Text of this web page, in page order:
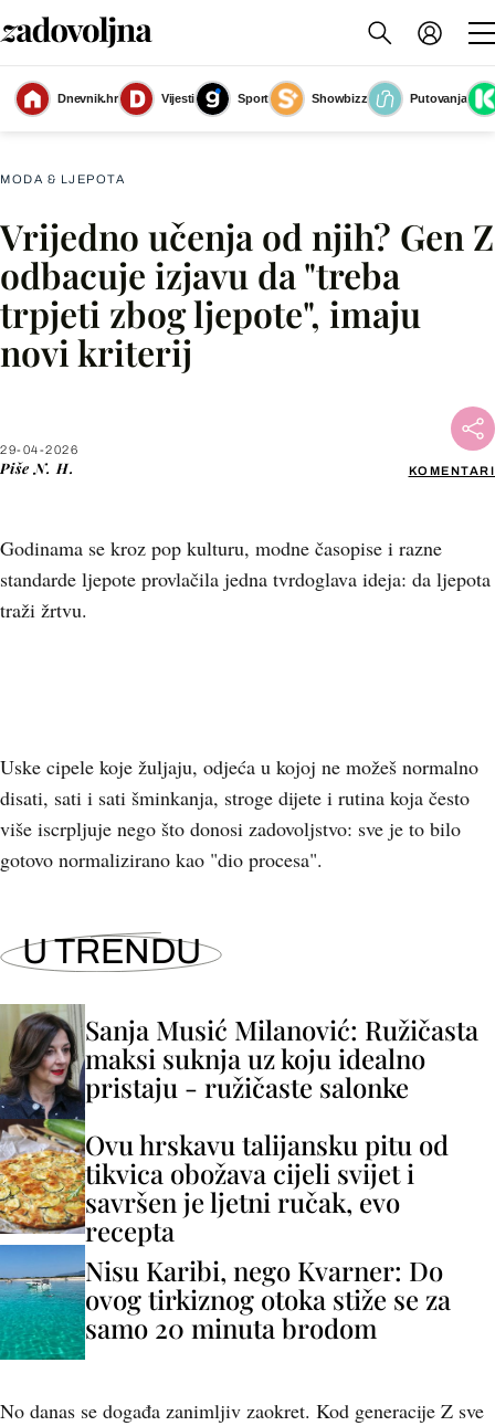
Dnevnik.hr Vijesti Sport Showbizz
Putovanja
Gen Z odbacuje brojna pravila
(Foto: Shutterstock)
MODA & LJEPOTA
Vrijedno učenja od njih? Gen Z
odbacuje izjavu da "treba
trpjeti zbog ljepote", imaju
novi kriterij
29-04-2026
Piše N. H. KOMENTARI
Godinama se kroz pop kulturu, modne časopise i razne
standarde ljepote provlačila jedna tvrdoglava ideja: da ljepota
traži žrtvu.
Facebook
X
Uske cipele koje žuljaju, odjeća u kojoj ne možeš normalno
disati, sati i sati šminkanja, stroge dijete i rutina koja često
više iscrpljuje nego što donosi zadovoljstvo: sve je to bilo
gotovo normalizirano kao "dio procesa".
U TRENDU
Sanja Musić Milanović: Ružičasta
maksi suknja uz koju idealno
pristaju - ružičaste salonke
Ovu hrskavu talijansku pitu od
tikvica obožava cijeli svijet i
savršen je ljetni ručak, evo
recepta
Nisu Karibi, nego Kvarner: Do
ovog tirkiznog otoka stiže se za
samo 20 minuta brodom
No danas se događa zanimljiv zaokret. Kod generacije Z sve